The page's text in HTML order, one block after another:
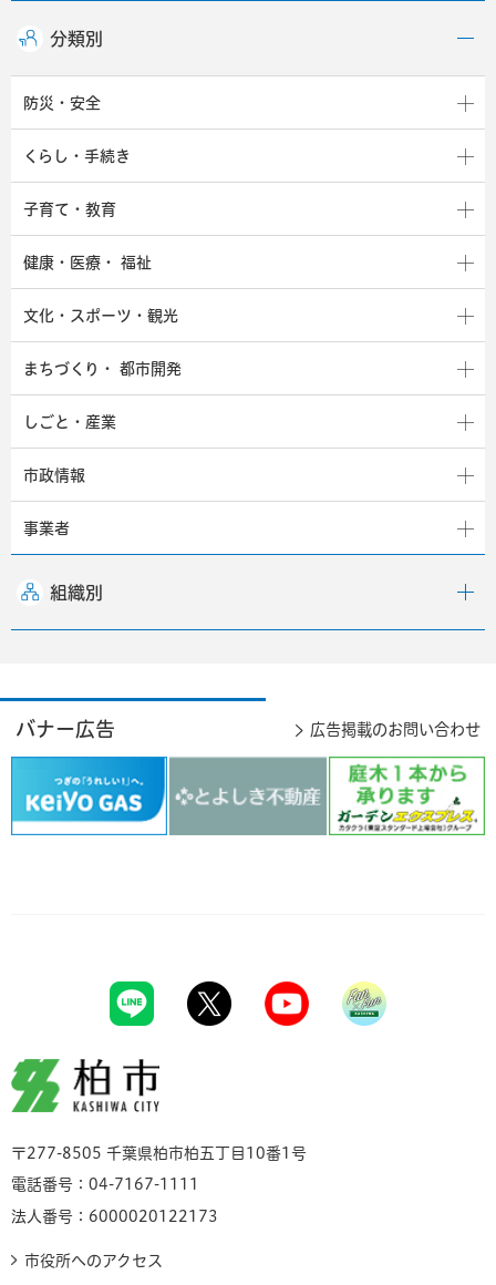
分類別
防災・安全
くらし・手続き
子育て・教育
健康・医療・ 福祉
文化・スポーツ・観光
まちづくり・ 都市開発
しごと・産業
市政情報
事業者
組織別
バナー広告 広告掲載のお問い合わせ
柏市
〒277-8505 千葉県柏市柏五丁目10番1号
電話番号：04-7167-1111
法人番号：6000020122173
市役所へのアクセス